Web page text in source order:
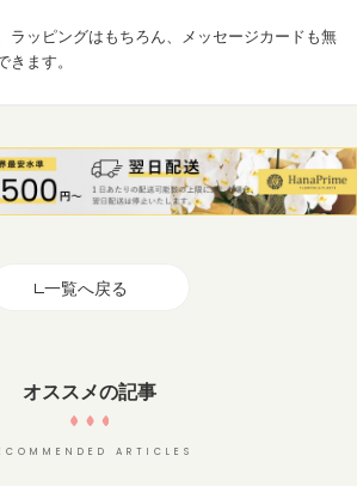
ッピングはもちろん、
メッセージカード も無
きます。
一覧へ戻る
オススメの記事
ARTICLES